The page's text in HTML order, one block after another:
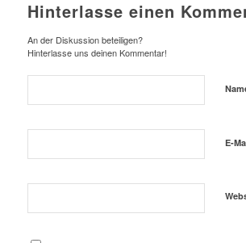
Hinterlasse einen
An der Diskussion beteiligen?
Hinterlasse uns deinen Kommentar!
E-